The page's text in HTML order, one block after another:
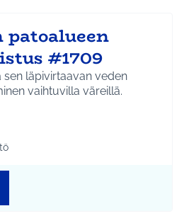
#1709
läpivirtaavan veden
vaihtuvilla väreillä.
Kellokoski
teeman mukaan: Ympäristö